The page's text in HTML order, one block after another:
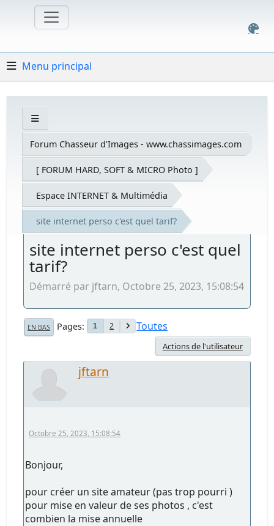
Menu principal
Forum Chasseur d'Images - www.chassimages.com
[ FORUM HARD, SOFT & MICRO Photo ]
Espace INTERNET & Multimédia
site internet perso c'est quel tarif?
site internet perso c'est quel
tarif?
Démarré par jftarn, Octobre 25, 2023, 15:08:54
EN BAS Pages 1 2 Toutes
Actions de l'utilisateur
jftarn
Octobre 25, 2023, 15:08:54
Bonjour,
pour créer un site amateur (pas trop pourri )
pour mise en valeur de ses photos , c'est
combien la mise annuelle